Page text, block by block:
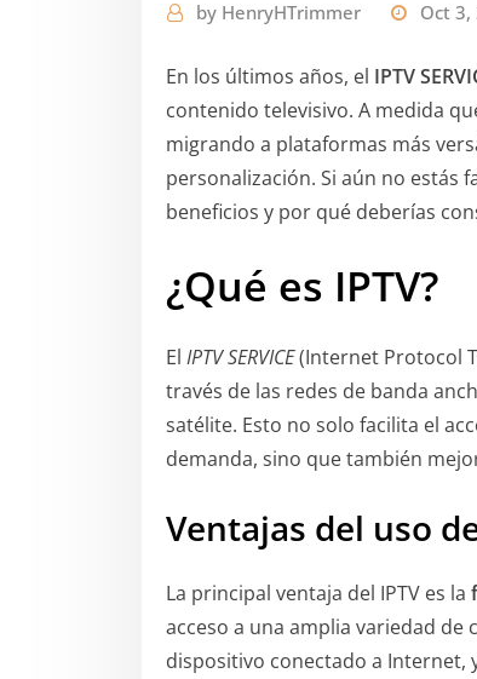
by HenryHTrimmer Oct 3,
En los últimos años, el IPTV
contenido televisivo. A medida
migrando a plataformas más
personalización. Si aún no estás
beneficios y por qué deberías
¿Qué es IPTV?
El IPTV SERVICE(Internet Protocol
través de las redes de banda
satélite. Esto no solo facilita el
demanda, sino que también
Ventajas del uso
La principal ventaja del IPTV es la
acceso a una amplia variedad
dispositivo conectado a Internet,